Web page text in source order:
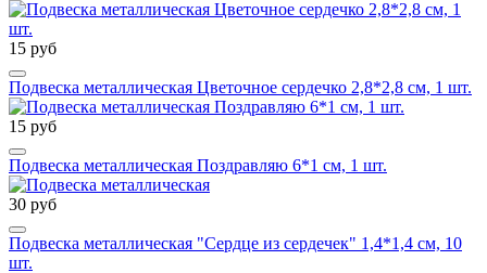
15 руб
Подвеска металлическая Цветочное сердечко 2,8*2,8 см, 1 шт.
15 руб
Подвеска металлическая Поздравляю 6*1 см, 1 шт.
30 руб
Подвеска металлическая "Сердце из сердечек" 1,4*1,4 см, 10
шт.